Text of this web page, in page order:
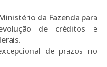
da Fazenda para
de créditos e
de prazos no